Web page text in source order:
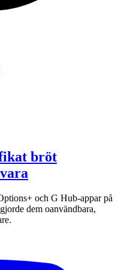
bröt
och G Hub-appar på
dem oanvändbara,